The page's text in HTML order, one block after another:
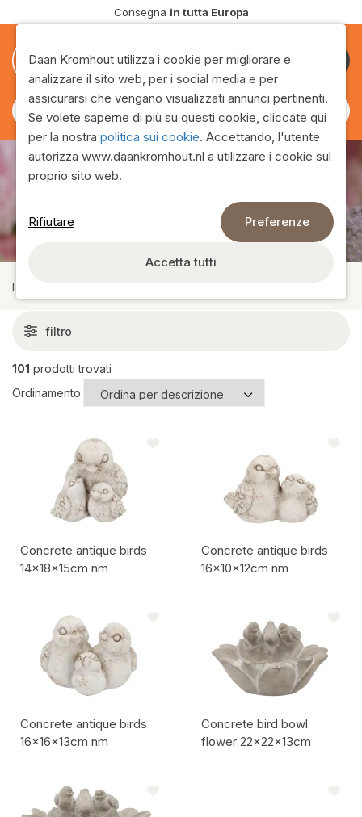
Consegna in tutta Europa
Diventa
cliente
Home
filtro
101 prodotti trovati
Ordinamento:
Concrete antique birds
14x18x15cm nm
Concrete antique birds
16x10x12cm nm
Concrete antique birds
16x16x13cm nm
Concrete bird bowl
flower 22x22x13cm
Daan Kromhout utilizza i cookie per migliorare e
analizzare il sito web, per i social media e per
assicurarsi che vengano visualizzati annunci pertinenti.
Se volete saperne di più su questi cookie, cliccate qui
per la nostra politica sui cookie. Accettando, l'utente
autorizza www.daankromhout.nl a utilizzare i cookie sul
proprio sito web.
Rifiutare Preferenze
Accetta tutti